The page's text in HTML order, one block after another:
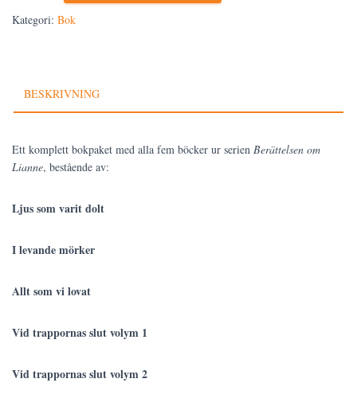
om
Kategori: Bok
BESKRIVNING
Ett komplett bokpaket med alla fem böcker ur serien Berättelsen om
Lianne, bestående av:
Ljus som varit dolt
I levande mörker
Allt som vi lovat
Vid trappornas slut volym 1
Vid trappornas slut volym 2